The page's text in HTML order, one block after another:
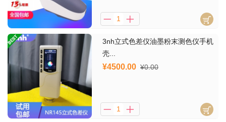
3nh立式色差仪油墨粉末测色仪手机
壳...
¥4500.00 ¥0.00